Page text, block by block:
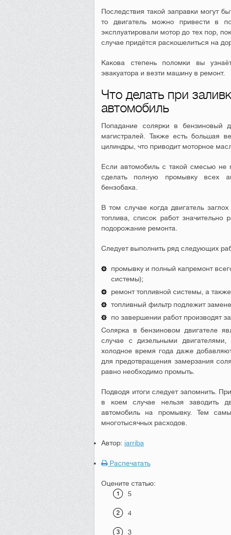
Последствия такой заправки могут
то двигатель можно привести в
эксплуатировали мотор до тех пор,
случае придётся раскошелиться на
Какова степень поломки вы
эвакуатора и везти машину в ремонт.
Что делать при
автомобиль
Попадание солярки в бензиновый
магистралей. Также есть большая
цилиндры, что приводит моторное
Если автомобиль с такой смесью
сделать полную промывку всех
бензобака.
В том случае когда двигатель
топлива, список работ значительно
подорожание ремонта.
Следует выполнить ряд следующих
промывку и полный капремонт
системы);
ремонт топливной системы, а
топливный фильтр подлежит
по завершении работ производят
Солярка в бензиновом двигателе
случае с дизельными
холодное время года даже
для предотвращения замерзания
равно необходимо промыть.
Подводя итоги следует запомнить.
в коем случае нельзя заводить
автомобиль на промывку. Тем
многотысячных расходов.
Автор: iarriba
Распечатать
Оцените статью:
5
4
3